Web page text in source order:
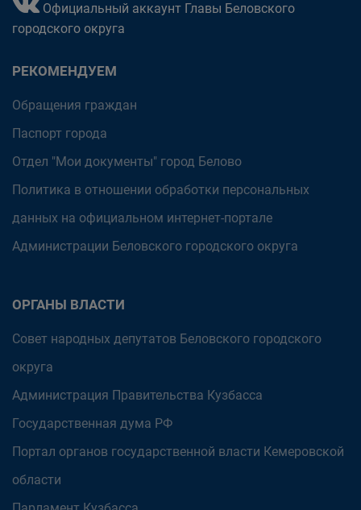
Официальный аккаунт Главы Беловского
городского округа
РЕКОМЕНДУЕМ
Обращения граждан
Паспорт города
Отдел "Мои документы" город Белово
Политика в отношении обработки персональных
данных на официальном интернет-портале
Администрации Беловского городского округа
ОРГАНЫ ВЛАСТИ
Совет народных депутатов Беловского городского
округа
Администрация Правительства Кузбасса
Государственная дума РФ
Портал органов государственной власти Кемеровской
области